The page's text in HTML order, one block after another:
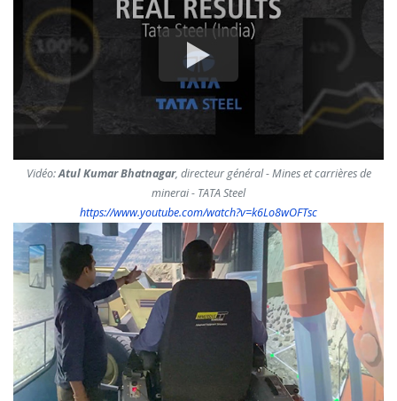
Vidéo:Atul Kumar Bhatnagar, directeur général - Mines et carrières de
minerai - TATA Steel
https://www.youtube.com/watch?v=k6Lo8wOFTsc